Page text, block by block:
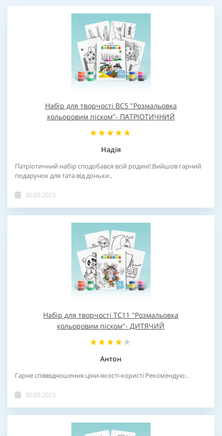
Набір для творчості BC5 "Розмальовка
кольоровим піском"- ПАТРІОТИЧНИЙ
Надія
Патріотичний набір сподобався всій родині! Вийшов гарний
подарунок для тата від доньки..
30.09.2023
Набір для творчості TC11 "Розмальовка
кольоровим піском"- ДИТЯЧИЙ
Антон
Гарне співвідношення ціни-якості-користі Рекомендую..
30.09.2023